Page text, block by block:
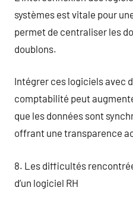
systèmes est vitale pour
permet de centraliser les
doublons.
Intégrer ces logiciels avec
comptabilité peut
que les données sont
offrant une transparence
8. Les difficultés
d’un logiciel RH